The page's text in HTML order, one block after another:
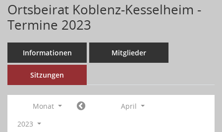
Ortsbeirat Koblenz-Kesselheim -
Termine 2023
Informationen Mitglieder
Sitzungen
Monat
April
2023